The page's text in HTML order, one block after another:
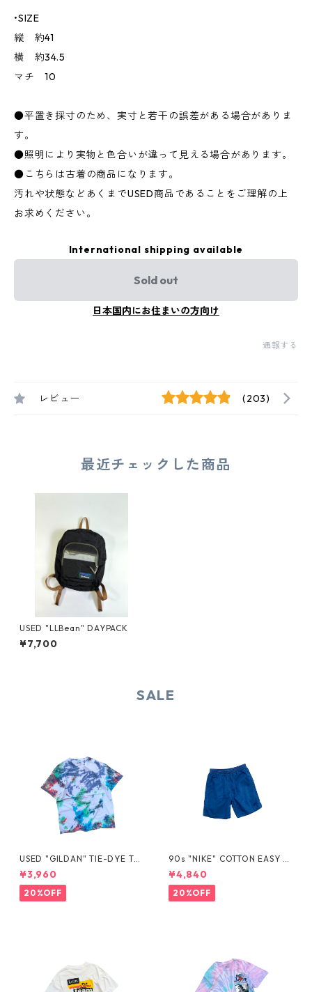
•SIZE
縦 約41
横 約34.5
マチ 10
●平置き採寸のため、実寸と若干の誤差がある場合がありま
す。
●照明により実物と色合いが違って見える場合があります。
●こちらは古着の商品になります。
汚れや状態などあくまでUSED商品であることをご理解の上
お求めください。
International shipping available
Sold out
日本国内にお住まいの方向け
通報する
レビュー (203)
最近チェックした商品
USED "LLBean" DAYPACK
¥7,700
SALE
USED "GILDAN" TIE-DYE TE
E
¥3,960
20%OFF
90s "NIKE" COTTON EASY S
HORTS
¥4,840
20%OFF